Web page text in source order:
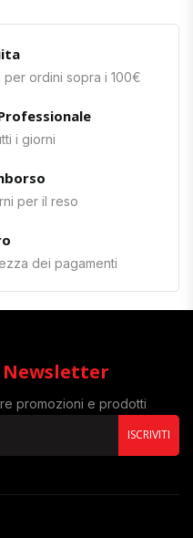
per ordini sopra i 100€
i giorni
per il reso
dei pagamenti
Newsletter
promozioni e prodotti
ISCRIVITI